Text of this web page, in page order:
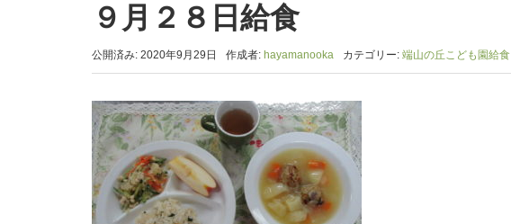
９月２８日給食
公開済み: 2020年9月29日 作成者: hayamanooka カテゴリー: 端山の丘こども園給食